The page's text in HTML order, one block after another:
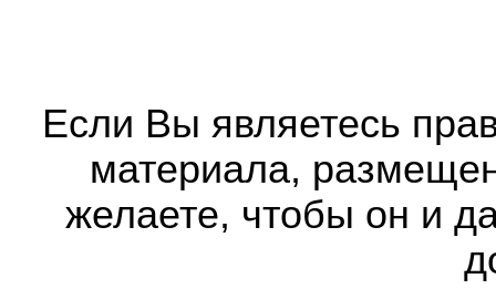
Если Вы являетесь
материала,
желаете, чтобы он и